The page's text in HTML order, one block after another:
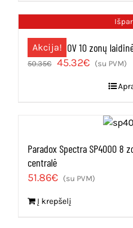
Akcija!
Paradox K10V 10 zonų
50.35€ Original
45.32€Current
(su PVM)
Paradox Spectra SP4000 8
centralė
51.86€ (su PVM)
Į krepšelį